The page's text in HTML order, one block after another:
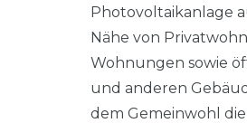
Photovoltaikanlage
Nähe von
Wohnungen sowie
und anderen
dem Gemeinwohl